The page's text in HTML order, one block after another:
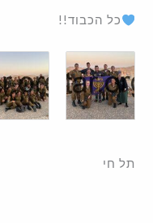
כל הכבוד!!
תל חי